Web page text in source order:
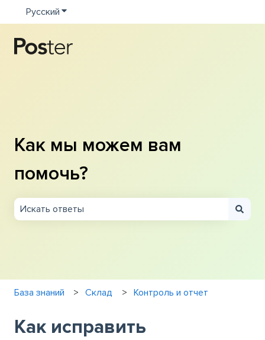
Русский Показать подменю для переводов
Как мы можем вам
помочь?
База знаний Склад Контроль и отчет
Как исправить